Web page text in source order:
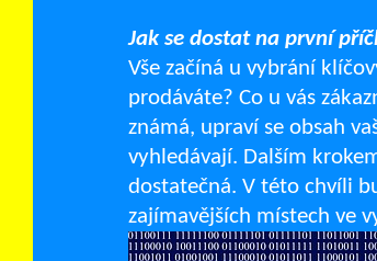
Jak se dostat na první
Vše začíná u vybrání
prodáváte? Co u vás
známá, upraví se obsah
vyhledávají. Dalším
dostatečná. V této chvíli
zajímavějších místech ve